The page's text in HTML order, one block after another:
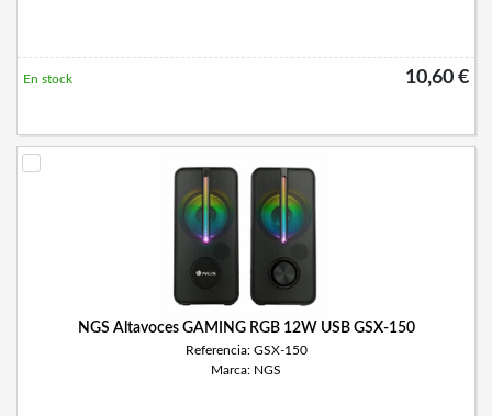
10,60 €
En stock
NGS Altavoces GAMING RGB 12W USB GSX-150
Referencia: GSX-150
Marca: NGS